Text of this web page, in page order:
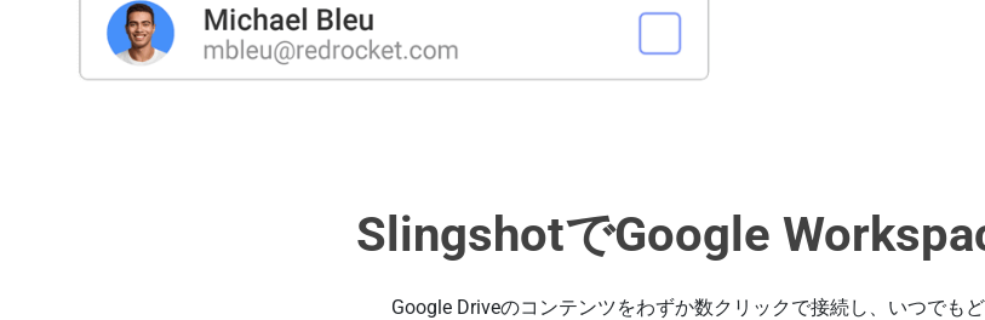
SlingshotでGoogle
Google Driveのコンテンツをわずか数クリックで接続し、いつでも